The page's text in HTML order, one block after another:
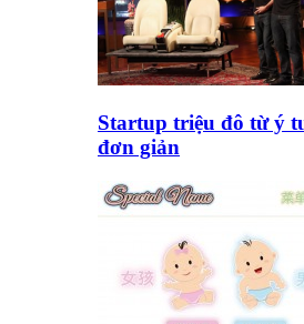
Startup triệu đô từ ý
đơn giản